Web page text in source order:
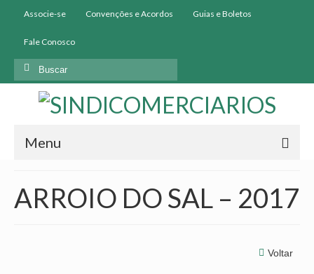
Associe-se Convenções e Acordos Guias e Boletos
Fale Conosco
Menu
Institucional
ARROIO DO SAL – 2017
Voltar